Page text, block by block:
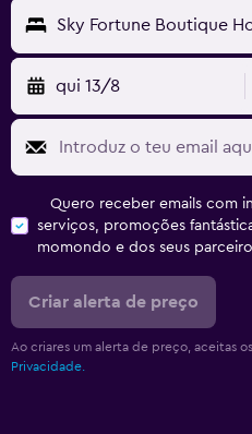
Sky Fortune Boutique
qui 13/8
Quero receber emails com
serviços, promoções
momondo e dos seus
Criar alerta de preço
Ao criares um alerta de preço, aceitas os
Privacidade.